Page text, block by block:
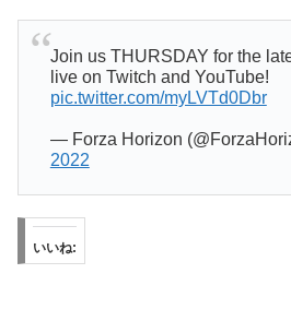
Join us THURSDAY for the
live on Twitch and YouTube!
pic.twitter.com/myLVTd0Dbr
— Forza Horizon
2022
いいね: